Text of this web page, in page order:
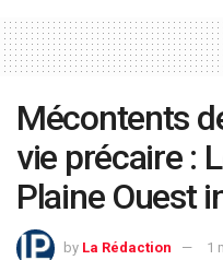
Mécontents
vie précaire :
Plaine Ouest
by La Rédaction 1